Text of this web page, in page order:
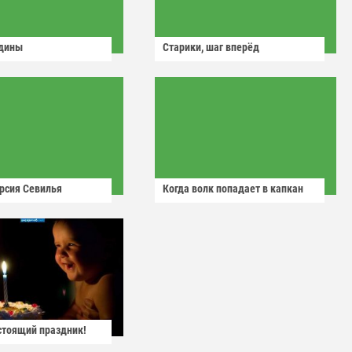
Старики, шаг вперёд
Севилья Когда волк попадает в капкан
праздник!